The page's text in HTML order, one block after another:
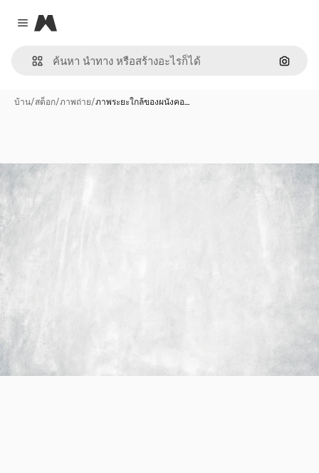
Close menu
Magnific
ค้นหา
บ้าน/สต็อก/ภาพถ่าย/ภาพระยะใกล้ของผนังคอ…